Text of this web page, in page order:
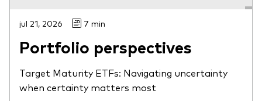
jul 21, 2026 7 min
Portfolio perspectives
Target Maturity ETFs: Navigating uncertainty
when certainty matters most